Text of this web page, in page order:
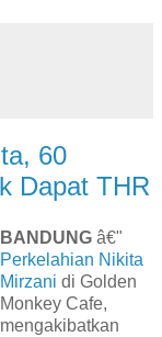
60
Dapat THR
BANDUNG â€"
Perkelahian Nikita
Mirzani di Golden
Monkey Cafe,
mengakibatkan